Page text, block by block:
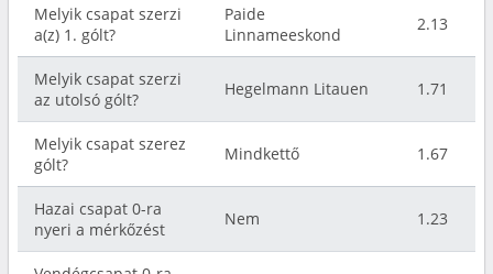
Melyik csapat szerzi
a(z) 1. gólt?
Paide
Linnameeskond
2.13
Melyik csapat szerzi
az utolsó gólt?
Hegelmann Litauen 1.71
Melyik csapat szerez
gólt?
Mindkettő 1.67
Hazai csapat 0-ra
nyeri a mérkőzést
Nem 1.23